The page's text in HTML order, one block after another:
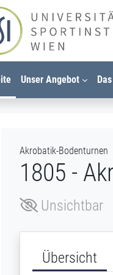
Unser Angebot
Akrobatik-Bodenturnen
1805 -
Unsichtbar
Übersicht